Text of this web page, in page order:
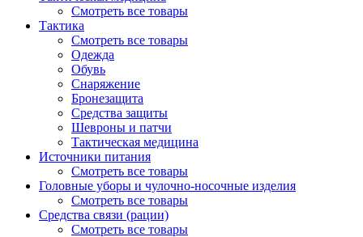
Смотреть все товары
Тактика
Смотреть все товары
Одежда
Обувь
Снаряжение
Бронезащита
Средства защиты
Шевроны и патчи
Тактическая медицина
Источники питания
Смотреть все товары
Головные уборы и чулочно-носочные изделия
Смотреть все товары
Средства связи (рации)
Смотреть все товары